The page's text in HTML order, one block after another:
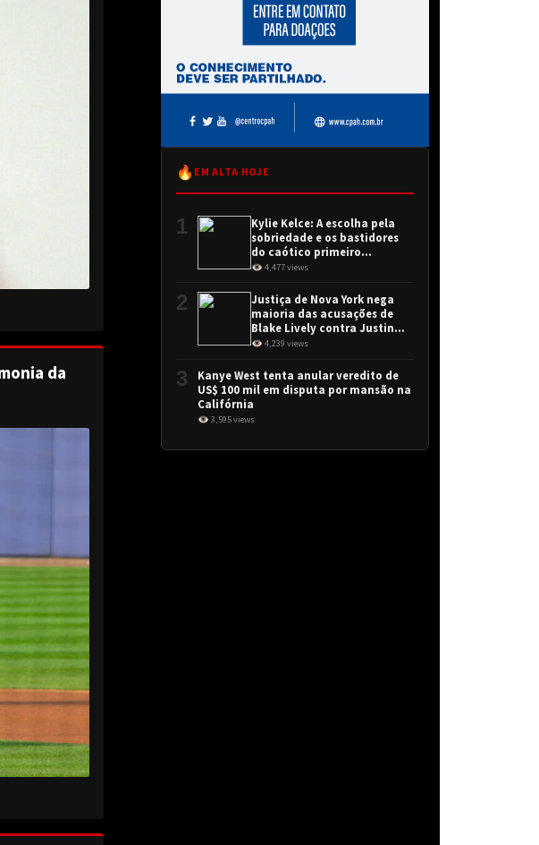
da
🔥 EM ALTA HOJE
1
Kylie Kelce: A escolha pela
sobriedade e os bastidores
do caótico primeiro
encontro
👁 4,477 views
2
Justiça de Nova York nega
maioria das acusações de
Blake Lively contra Justin
Baldoni
👁 4,239 views
3
Kanye West tenta anular veredito de
US$ 100 mil em disputa por mansão na
Califórnia
👁 3,595 views